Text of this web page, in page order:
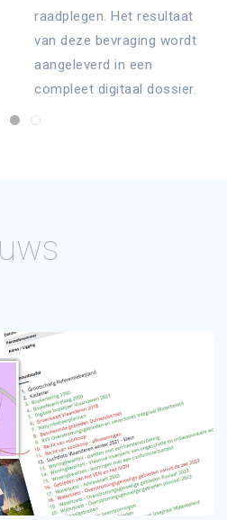
raadplegen. Het resultaat
van deze bevraging wordt
aangeleverd in een
compleet digitaal dossier.